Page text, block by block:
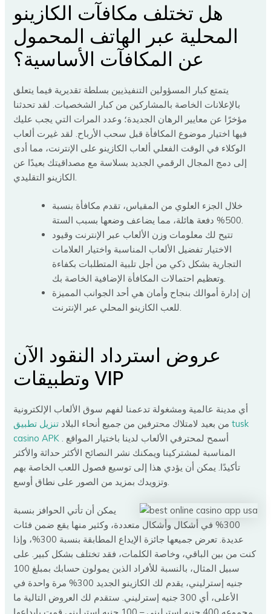
هل تختلف مكافآت الكازينو
المحلية عبر الهاتف المحمول
عن المكافآت الأساسية؟
يتمتع كبار المسؤولين التنفيذيين بسلطة تقديرية فيما يتعلق
بالإعلانات الخاصة بالمشاركين من كبار الشخصيات. لقد تحدثنا
مؤخرًا عن معايير الرهان الجديدة؛ وعدد المرات التي يجب عليك
فيها اختيار موضوع المكافأة قبل سحب الأرباح. لقد غيرت ألعاب
الوكلاء في الوقت الفعلي ألعاب الكازينو على الإنترنت، مما أدى
إلى دمج المجال الرقمي الجديد بسلاسة مع مصداقيتك بعيدًا عن
خلال الجزء العلوي من المقياس، تقدم مكافأة بنسبة
500% دفعة هائلة، مما يضاعف وضعها بسبب الستة.
تتيح لك معلومات وزن الألعاب عبر الإنترنت وقيود
الاختيار تفضيل الألعاب المناسبة واختيار العلامات
التجارية بشكل ذكي من أجل تلبية المتطلبات بكفاءة
وتعظيم احتمالات المكافأة الإضافية الخاصة بك.
إن إدارة أموالك بنجاح وأمان هي أحد الجوانب المميزة
للعب الكازينو المحلي عبر الإنترنت.
عروض استرداد النقود الآن
وتطبيقات VIP
أي مدينة عالمية ومشغولة تدعمنا لفهم سوق الألعاب الإلكترونية
من بعيد لامتلاك محترفين من جميع أنحاء البلاد تنزيل تطبيق tusk
casino APK
المناسبة لمشتركينا ويمكنك نشر النصائح الأكثر حداثة والأكثر
تأكيدًا. يمكن أن يؤدي هذا إلى توسيع فصول اللعب الخاصة بهم
يمكن أن تأتي الحوافز بنسبة
300% في أشكال وأشكال متعددة، وكثير منها يقع ضمن فئات
عديدة. تعرض جميعها جائزة الإيداع المطابقة بنسبة 300%، وإذا
كنت من بين الباقي، وخاصة الكلمات، فقد تختلف بشكل كبير. على
سبيل المثال، بالنسبة للأفراد الذين يمولون حسابك بمبلغ 100
جنيه إسترليني، يقدم لك الكازينو الجديد 300% مرة واحدة في
الأعلى، أي 300 جنيه إسترليني. ستقدم لك العروض التالية ما